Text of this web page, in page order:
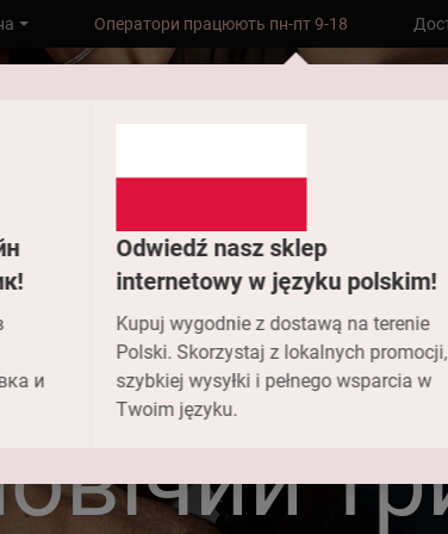
и
Odwiedź nasz sklep
internetowy w języku polskim!
Kupuj wygodnie z dostawą na terenie
Polski. Skorzystaj z lokalnych promocji,
szybkiej wysyłki i pełnego wsparcia w
Twoim języku.
Оператори працюють пн-пт 9-18
Безкоштовна доставка до складу НП
Головна Чоловікам